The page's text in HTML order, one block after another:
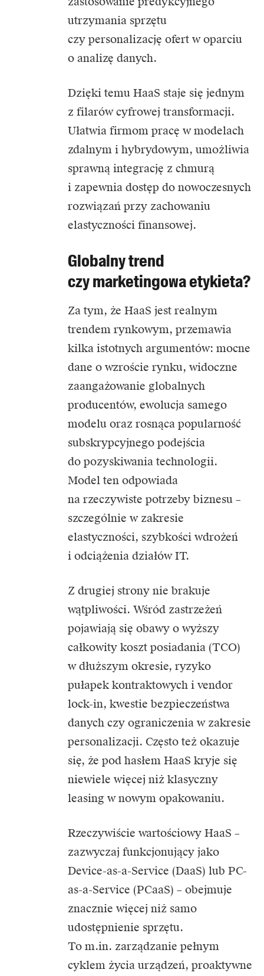
utrzymania sprzętu
czy personalizację ofert w oparciu
o analizę danych.
Dzięki temu HaaS staje się jednym
z filarów cyfrowej transformacji.
Ułatwia firmom pracę w modelach
zdalnym i hybrydowym, umożliwia
sprawną integrację z chmurą
i zapewnia dostęp do nowoczesnych
rozwiązań przy zachowaniu
elastyczności finansowej.
Globalny trend
czy marketingowa etykieta?
Za tym, że HaaS jest realnym
trendem rynkowym, przemawia
kilka istotnych argumentów: mocne
dane o wzroście rynku, widoczne
zaangażowanie globalnych
producentów, ewolucja samego
modelu oraz rosnąca popularność
subskrypcyjnego podejścia
do pozyskiwania technologii.
Model ten odpowiada
na rzeczywiste potrzeby biznesu –
szczególnie w zakresie
elastyczności, szybkości wdrożeń
i odciążenia działów IT.
Z drugiej strony nie brakuje
wątpliwości. Wśród zastrzeżeń
pojawiają się obawy o wyższy
całkowity koszt posiadania (TCO)
w dłuższym okresie, ryzyko
pułapek kontraktowych i vendor
lock-in, kwestie bezpieczeństwa
danych czy ograniczenia w zakresie
personalizacji. Często też okazuje
się, że pod hasłem HaaS kryje się
niewiele więcej niż klasyczny
leasing w nowym opakowaniu.
Rzeczywiście wartościowy HaaS –
zazwyczaj funkcjonujący jako
Device-as-a-Service (DaaS) lub PC-
as-a-Service (PCaaS) – obejmuje
znacznie więcej niż samo
udostępnienie sprzętu.
To m.in. zarządzanie pełnym
cyklem życia urządzeń, proaktywne